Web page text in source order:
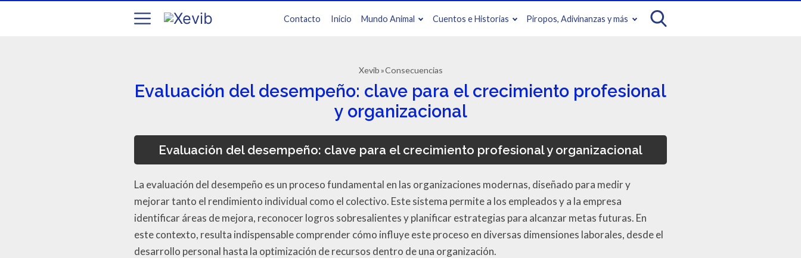
Contacto Inicio Mundo Animal Cuentos e Historias Piropos, Adivinanzas y más
Xevib Consecuencias
Evaluación del desempeño: clave para el crecimiento profesional
y organizacional
Evaluación del desempeño: clave para el crecimiento profesional y organizacional
La evaluación del desempeño es un proceso fundamental en las organizaciones modernas, diseñado para medir y
mejorar tanto el rendimiento individual como el colectivo. Este sistema permite a los empleados y a la empresa
identificar áreas de mejora, reconocer logros sobresalientes y planificar estrategias para alcanzar metas futuras. En
este contexto, resulta indispensable comprender cómo influye este proceso en diversas dimensiones laborales, desde el
desarrollo personal hasta la optimización de recursos dentro de una organización.